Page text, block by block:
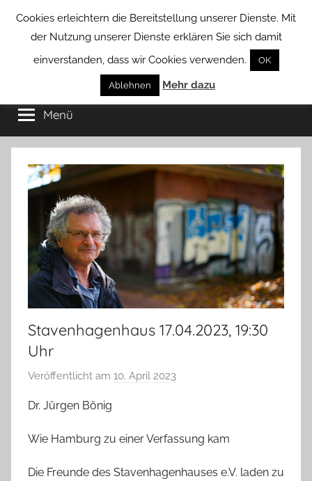
Borstel
von
Groß
Borstel
Menü
Stavenhagenhaus 17.04.2023, 19:30
Uhr
Veröffentlicht am 10. April 2023
b
Dr. Jürgen Bönig
Wie Hamburg zu einer Verfassung kam
Die Freunde des Stavenhagenhauses e.V. laden zu
Cookies erleichtern die Bereitstellung unserer Dienste. Mit
der Nutzung unserer Dienste erklären Sie sich damit
einverstanden, dass wir Cookies verwenden.
OK
Ablehnen Mehr dazu